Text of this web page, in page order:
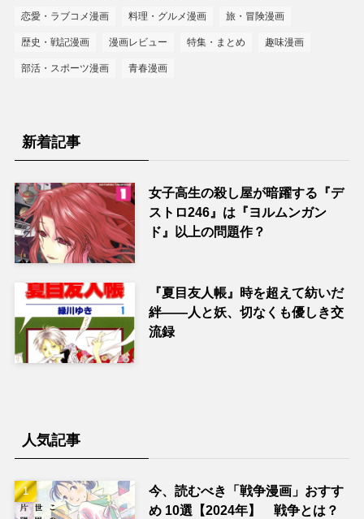
恋愛・ラブコメ漫画 料理・グルメ漫画 旅・冒険漫画
歴史・戦記漫画 漫画レビュー 特集・まとめ 趣味漫画
部活・スポーツ漫画 青春漫画
新着記事
女子高生の殺し屋が暗躍する『デ
ストロ246』は『ヨルムンガン
ド』以上の問題作？
『夏目友人帳』時を超えて紡いだ
絆――人と妖、切なくも優しき交
流録
人気記事
今、読むべき「戦争漫画」おすす
め 10選【2024年】 戦争とは？